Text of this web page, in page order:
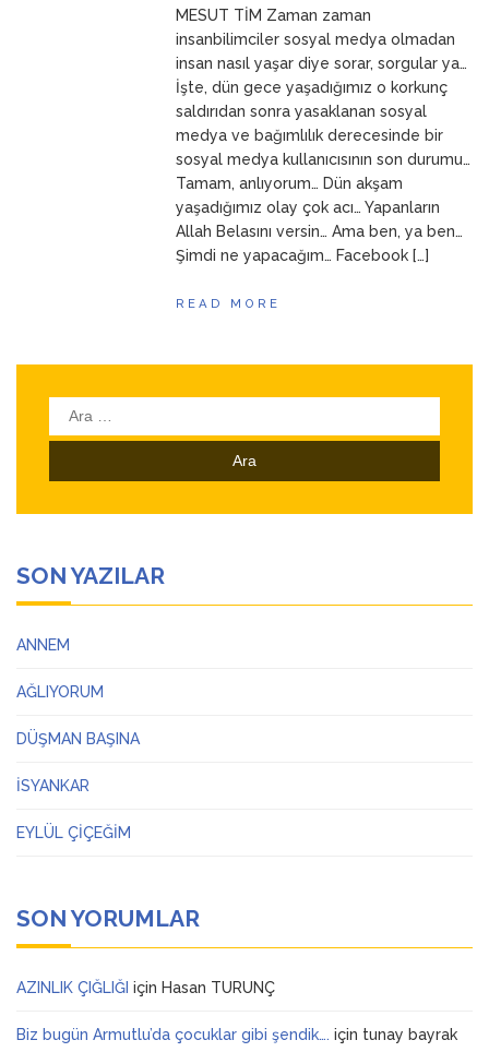
ANNEMMESUT TİM Zaman zaman
insanbilimciler sosyal medya olmadan
insan nasıl yaşar diye sorar, sorgular ya…
İşte, dün gece yaşadığımız o korkunç
saldırıdan sonra yasaklanan sosyal
medya ve bağımlılık derecesinde bir
sosyal medya kullanıcısının son durumu…
Tamam, anlıyorum… Dün akşam
yaşadığımız olay çok acı… Yapanların
Allah Belasını versin… Ama ben, ya ben…
Şimdi ne yapacağım… Facebook […]
READ MORE
Arama:
SON YAZILAR
ANNEM
AĞLIYORUM
DÜŞMAN BAŞINA
İSYANKAR
EYLÜL ÇİÇEĞİM
SON YORUMLAR
AZINLIK ÇIĞLIĞI için Hasan TURUNÇ
Biz bugün Armutlu’da çocuklar gibi şendik…. için tunay bayrak